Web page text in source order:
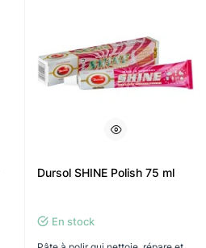
Dursol SHINE Polish 75 ml
En stock